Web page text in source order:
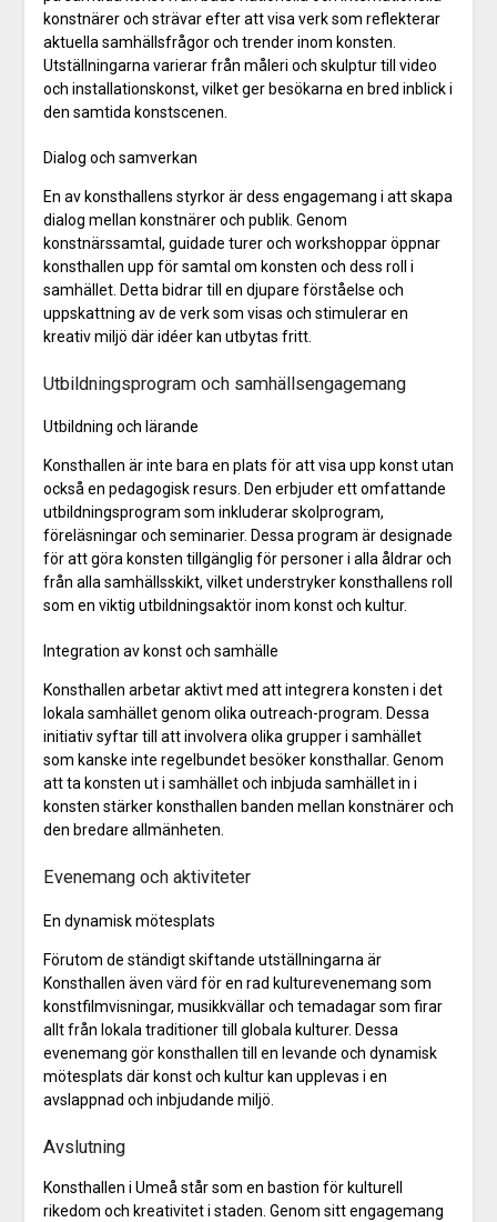
konstnärer och strävar efter att visa verk som reflekterar
aktuella samhällsfrågor och trender inom konsten.
Utställningarna varierar från måleri och skulptur till video
och installationskonst, vilket ger besökarna en bred inblick i
den samtida konstscenen.
Dialog och samverkan
En av konsthallens styrkor är dess engagemang i att skapa
dialog mellan konstnärer och publik. Genom
konstnärssamtal, guidade turer och workshoppar öppnar
konsthallen upp för samtal om konsten och dess roll i
samhället. Detta bidrar till en djupare förståelse och
uppskattning av de verk som visas och stimulerar en
kreativ miljö där idéer kan utbytas fritt.
Utbildningsprogram och samhällsengagemang
Utbildning och lärande
Konsthallen är inte bara en plats för att visa upp konst utan
också en pedagogisk resurs. Den erbjuder ett omfattande
utbildningsprogram som inkluderar skolprogram,
föreläsningar och seminarier. Dessa program är designade
för att göra konsten tillgänglig för personer i alla åldrar och
från alla samhällsskikt, vilket understryker konsthallens roll
som en viktig utbildningsaktör inom konst och kultur.
Integration av konst och samhälle
Konsthallen arbetar aktivt med att integrera konsten i det
lokala samhället genom olika outreach-program. Dessa
initiativ syftar till att involvera olika grupper i samhället
som kanske inte regelbundet besöker konsthallar. Genom
att ta konsten ut i samhället och inbjuda samhället in i
konsten stärker konsthallen banden mellan konstnärer och
den bredare allmänheten.
Evenemang och aktiviteter
En dynamisk mötesplats
Förutom de ständigt skiftande utställningarna är
Konsthallen även värd för en rad kulturevenemang som
konstfilmvisningar, musikkvällar och temadagar som firar
allt från lokala traditioner till globala kulturer. Dessa
evenemang gör konsthallen till en levande och dynamisk
mötesplats där konst och kultur kan upplevas i en
avslappnad och inbjudande miljö.
Avslutning
Konsthallen i Umeå står som en bastion för kulturell
rikedom och kreativitet i staden. Genom sitt engagemang